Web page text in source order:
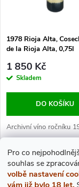
Pro co
souhlas se
volbě nastavení
vám již bylo 18 let.
P
R
O
D
U
K
S
P
R
D
U
K
1978 Rioja Alta,
de la Rioja Alta, 0,75l
1 850 Kč
Skladem
DO KOŠÍKU
Archivní víno ročníku
O